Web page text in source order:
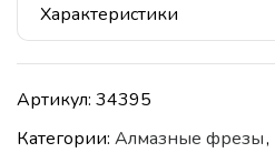
Характеристики
Артикул: 34395
Категории: Алмазные фрезы,